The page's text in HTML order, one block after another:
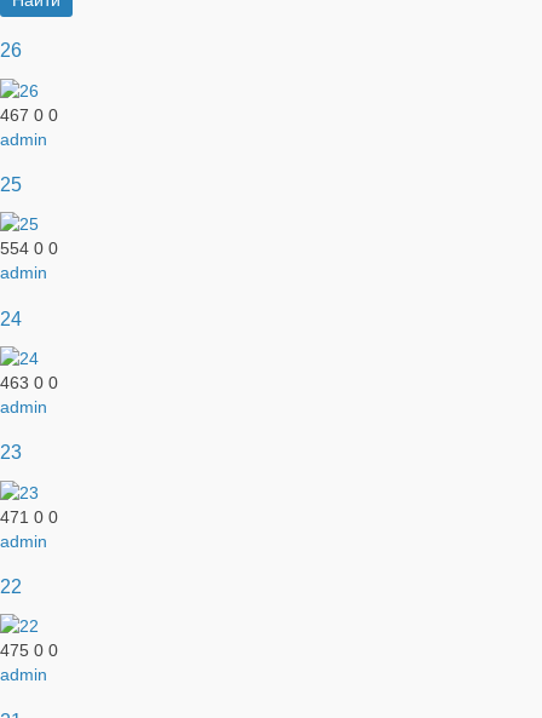
26
467 0 0
admin
25
554 0 0
admin
24
463 0 0
admin
23
471 0 0
admin
22
475 0 0
admin